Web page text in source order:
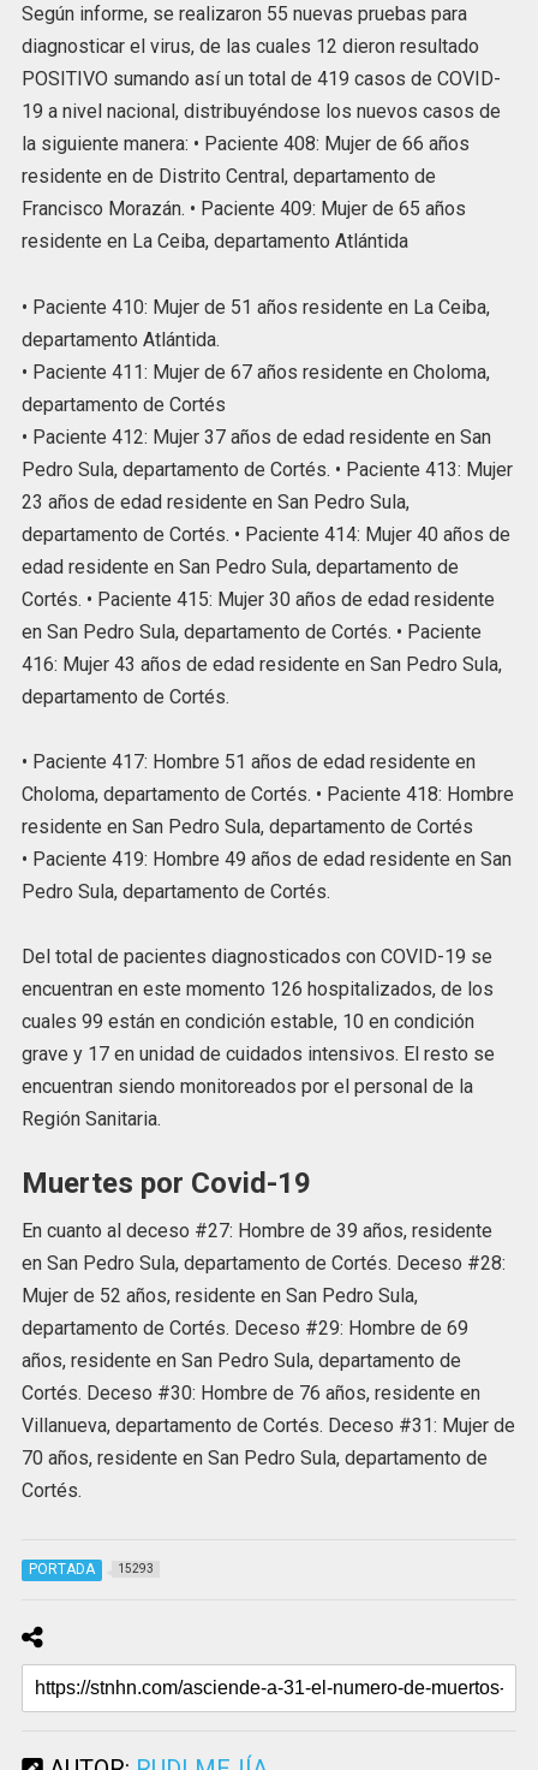
Según informe, se realizaron 55 nuevas pruebas para
diagnosticar el virus, de las cuales 12 dieron resultado
POSITIVO sumando así un total de 419 casos de COVID-
19 a nivel nacional, distribuyéndose los nuevos casos de
la siguiente manera: • Paciente 408: Mujer de 66 años
residente en de Distrito Central, departamento de
Francisco Morazán. • Paciente 409: Mujer de 65 años
residente en La Ceiba, departamento Atlántida
• Paciente 410: Mujer de 51 años residente en La Ceiba,
departamento Atlántida.
• Paciente 411: Mujer de 67 años residente en Choloma,
departamento de Cortés
• Paciente 412: Mujer 37 años de edad residente en San
Pedro Sula, departamento de Cortés. • Paciente 413: Mujer
23 años de edad residente en San Pedro Sula,
departamento de Cortés. • Paciente 414: Mujer 40 años de
edad residente en San Pedro Sula, departamento de
Cortés. • Paciente 415: Mujer 30 años de edad residente
en San Pedro Sula, departamento de Cortés. • Paciente
416: Mujer 43 años de edad residente en San Pedro Sula,
departamento de Cortés.
• Paciente 417: Hombre 51 años de edad residente en
Choloma, departamento de Cortés. • Paciente 418: Hombre
residente en San Pedro Sula, departamento de Cortés
• Paciente 419: Hombre 49 años de edad residente en San
Pedro Sula, departamento de Cortés.
Del total de pacientes diagnosticados con COVID-19 se
encuentran en este momento 126 hospitalizados, de los
cuales 99 están en condición estable, 10 en condición
grave y 17 en unidad de cuidados intensivos. El resto se
encuentran siendo monitoreados por el personal de la
Región Sanitaria.
Muertes por Covid-19
En cuanto al deceso #27: Hombre de 39 años, residente
en San Pedro Sula, departamento de Cortés. Deceso #28:
Mujer de 52 años, residente en San Pedro Sula,
departamento de Cortés. Deceso #29: Hombre de 69
años, residente en San Pedro Sula, departamento de
Cortés. Deceso #30: Hombre de 76 años, residente en
Villanueva, departamento de Cortés. Deceso #31: Mujer de
70 años, residente en San Pedro Sula, departamento de
Cortés.
PORTADA 15293